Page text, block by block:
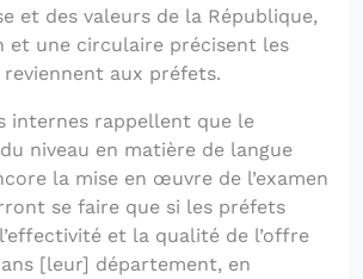
et des valeurs de la République,
et une circulaire précisent les
aux préfets.
internes rappellent que le
niveau en matière de langue
la mise en œuvre de l’examen
se faire que si les préfets
et la qualité de l’offre
[leur] département, en